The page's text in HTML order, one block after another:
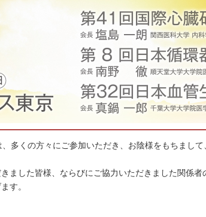
、多くの方々にご参加いただき、お陰様をもちまし
ました皆様、ならびにご協力いただきました関係者
す。